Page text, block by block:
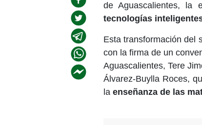
de Aguascalientes, la
tecnologías
Esta transformación del
con la firma de un
Aguascalientes, Tere
Álvarez-Buylla Roces,
la enseñanza de las